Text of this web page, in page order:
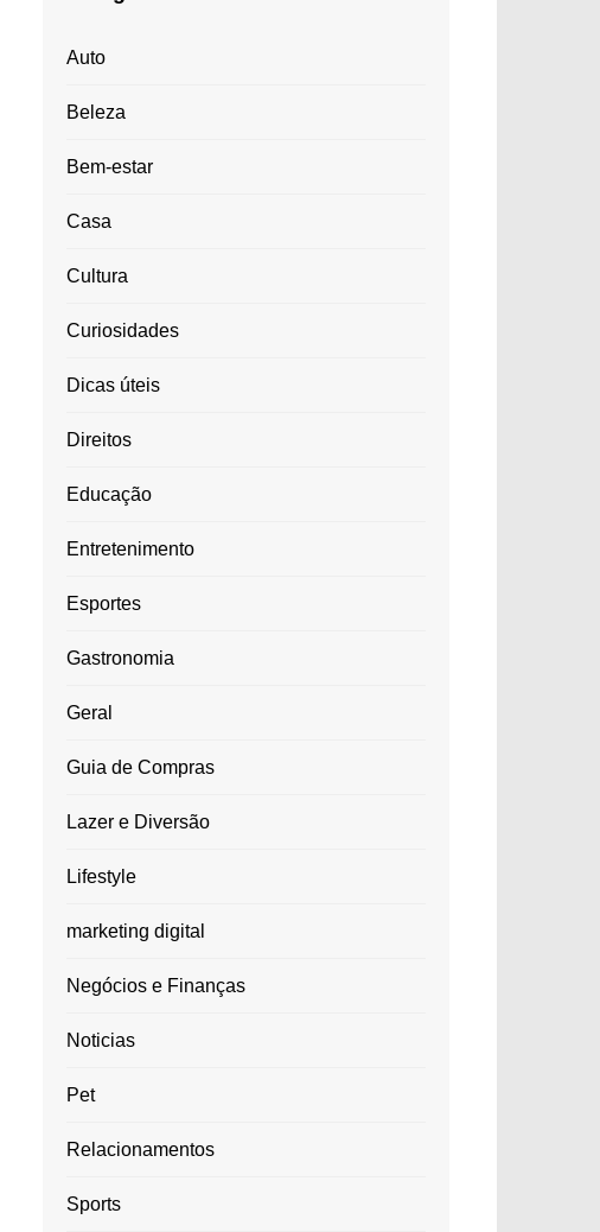
Auto
Beleza
Bem-estar
Casa
Cultura
Curiosidades
Dicas úteis
Direitos
Educação
Entretenimento
Esportes
Gastronomia
Geral
Guia de Compras
Lazer e Diversão
Lifestyle
marketing digital
Negócios e Finanças
Noticias
Pet
Relacionamentos
Sports